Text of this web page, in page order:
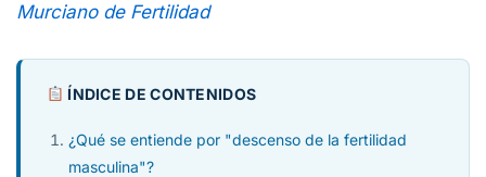
Murciano de Fertilidad
ÍNDICE DE CONTENIDOS
¿Qué se entiende por "descenso de la fertilidad
masculina"?